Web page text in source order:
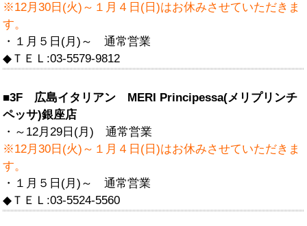
※12月30日(火)～１月４日(日 )はお休みさせていただきま
す。
・１月５日(月)～ 通常営業
◆ＴＥＬ:03-5579-9812
■3F 広島イタリアン MERI Principessa(メリプリンチ
ペッサ)銀座店
・～12月29日(月) 通常営業
※12月30日(火)～１月４日(日)はお休みさせていただきま
す。
・１月５日(月)～ 通常営業
◆ＴＥＬ:03-5524-5560